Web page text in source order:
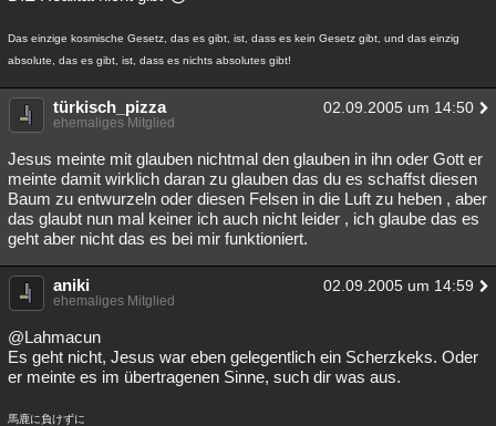
Das einzige kosmische Gesetz, das es gibt, ist, dass es kein Gesetz gibt, und das einzig
absolute, das es gibt, ist, dass es nichts absolutes gibt!
türkisch_pizza 02.09.2005 um 14:50
ehemaliges Mitglied
Jesus meinte mit glauben nichtmal den glauben in ihn oder Gott er
meinte damit wirklich daran zu glauben das du es schaffst diesen
Baum zu entwurzeln oder diesen Felsen in die Luft zu heben , aber
das glaubt nun mal keiner ich auch nicht leider , ich glaube das es
geht aber nicht das es bei mir funktioniert.
aniki 02.09.2005 um 14:59
ehemaliges Mitglied
@Lahmacun
Es geht nicht, Jesus war eben gelegentlich ein Scherzkeks. Oder
er meinte es im übertragenen Sinne, such dir was aus.
馬鹿に負けずに